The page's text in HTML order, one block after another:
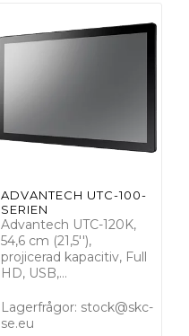
ADVANTECH UTC-100-
SERIEN
Advantech UTC-120K,
54,6 cm (21,5''),
projicerad kapacitiv, Full
HD, USB,…
Lagerfrågor: stock@skc-
se.eu